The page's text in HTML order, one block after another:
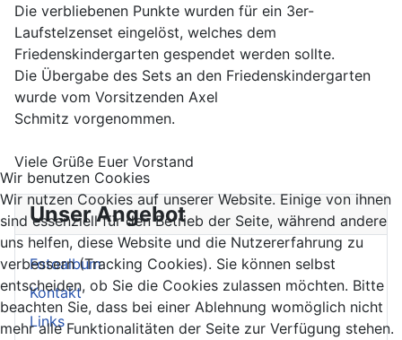
Die verbliebenen Punkte wurden für ein 3er-
Laufstelzenset eingelöst, welches dem
Friedenskindergarten gespendet werden sollte.
Die Übergabe des Sets an den Friedenskindergarten
wurde vom Vorsitzenden Axel
Schmitz vorgenommen.
Viele Grüße Euer Vorstand
Unser Angebot
Fotoalbum
Kontakt
Links
Wir benutzen Cookies
Wir nutzen Cookies auf unserer Website. Einige von ihnen
sind essenziell für den Betrieb der Seite, während andere
uns helfen, diese Website und die Nutzererfahrung zu
verbessern (Tracking Cookies). Sie können selbst
entscheiden, ob Sie die Cookies zulassen möchten. Bitte
beachten Sie, dass bei einer Ablehnung womöglich nicht
mehr alle Funktionalitäten der Seite zur Verfügung stehen.